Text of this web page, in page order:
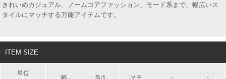
きれいめカジュアル、ノームコアファッション、モード系まで、幅広いス
タイルにマッチする万能アイテムです。
ITEM SIZE
単位